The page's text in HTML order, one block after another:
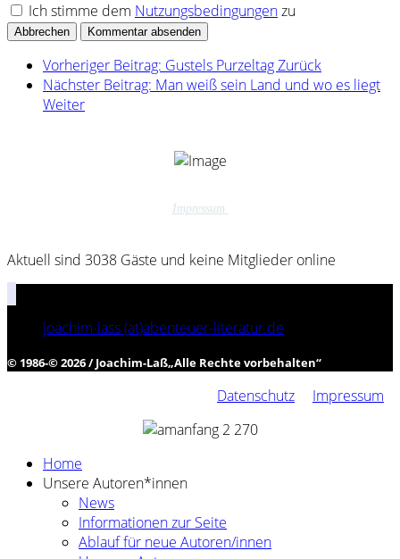
Ich stimme dem Nutzungsbedingungenzu
Abbrechen Kommentar absenden
Vorheriger Beitrag: Gustels PurzeltagZurück
Nächster Beitrag: Man weiß sein Land und wo es liegt
Weiter
Impressum
Aktuell sind 3038 Gäste und keine Mitglieder online
joachim-lass (at)abenteuer-literatur.de
© 1986-© 2026 / Joachim-Laß„Alle Rechte vorbehalten“
Datenschutz Impressum
Home
Unsere Autoren*innen
News
Informationen zur Seite
Ablauf für neue Autoren/innen